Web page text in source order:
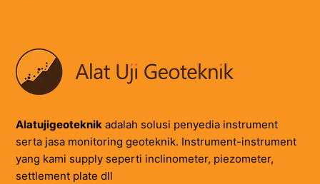
Alatujigeoteknikadalah solusi penyedia instrument
serta jasa monitoring geoteknik. Instrument-instrument
yang kami supply seperti inclinometer, piezometer,
settlement plate dll